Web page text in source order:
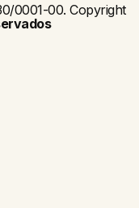
0001-00. Copyright